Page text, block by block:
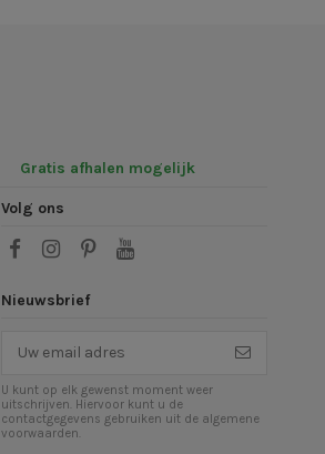
Gratis afhalen mogelijk
Volg ons
Nieuwsbrief
U kunt op elk gewenst moment weer
uitschrijven. Hiervoor kunt u de
contactgegevens gebruiken uit de algemene
voorwaarden.